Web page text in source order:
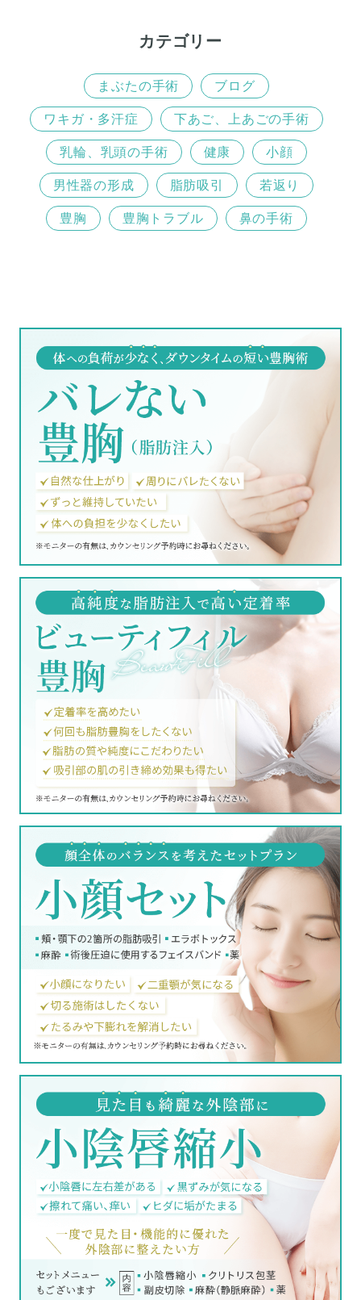
カテゴリー
まぶたの手術 ブログ
ワキガ・多汗症 下あご、上あごの手術
乳輪、乳頭の手術 健康 小顔
男性器の形成 脂肪吸引 若返り
豊胸 豊胸トラブル 鼻の手術